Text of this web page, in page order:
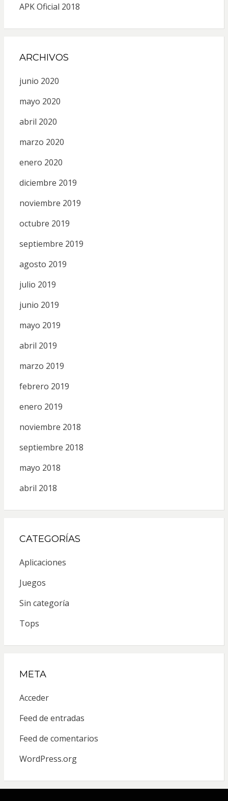
APK Oficial 2018
ARCHIVOS
junio 2020
mayo 2020
abril 2020
marzo 2020
enero 2020
diciembre 2019
noviembre 2019
octubre 2019
septiembre 2019
agosto 2019
julio 2019
junio 2019
mayo 2019
abril 2019
marzo 2019
febrero 2019
enero 2019
noviembre 2018
septiembre 2018
mayo 2018
abril 2018
CATEGORÍAS
Aplicaciones
Juegos
Sin categoría
Tops
META
Acceder
Feed de entradas
Feed de comentarios
WordPress.org